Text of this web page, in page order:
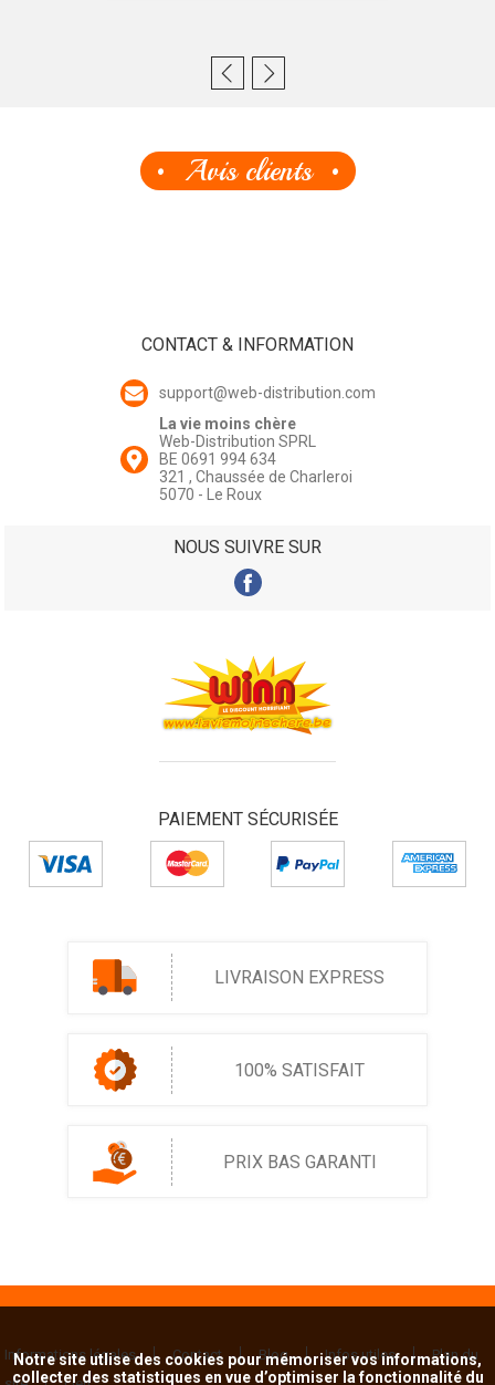
Avis clients
CONTACT & INFORMATION
support@web-distribution.com
La vie moins chère
Web-Distribution SPRL
BE 0691 994 634
321 , Chaussée de Charleroi
5070 - Le Roux
NOUS SUIVRE SUR
PAIEMENT SÉCURISÉE
LIVRAISON EXPRESS
100% SATISFAIT
PRIX BAS GARANTI
Informations légales Contact Blog Infos utiles
Plan du
Notre site utlise des cookies pour mémoriser vos informations,
collecter des statistiques en vue d’optimiser la fonctionnalité du